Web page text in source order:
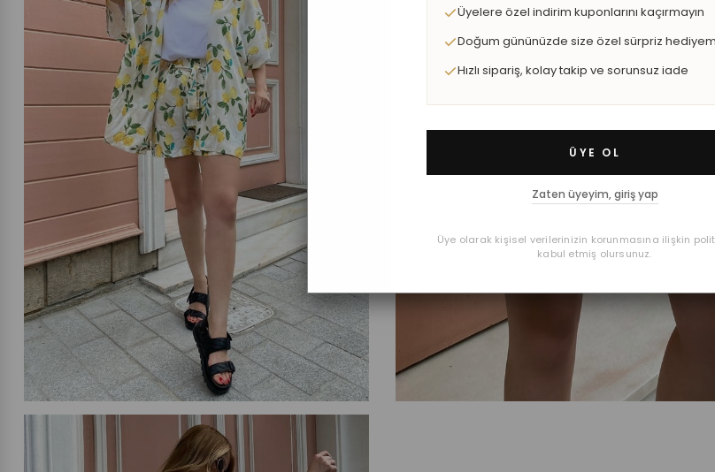
Üyelere özel indirim kuponlarını kaçırmayın
Doğum gününüzde size özel sürpriz
Hızlı sipariş, kolay takip ve sorunsuz iade
ÜYE OL
Zaten üyeyim, giriş yap
Üye olarak kişisel verilerinizin korunmasına ilişkin
kabul etmiş olursunuz.